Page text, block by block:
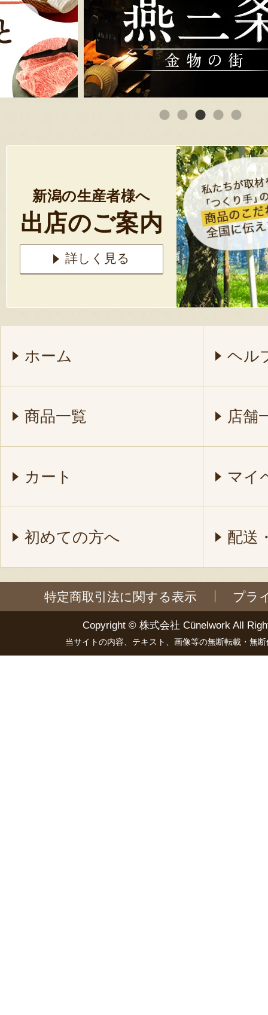
新潟の生産者様へ
出店のご案内
詳しく見る
ホーム ヘル
商品一覧 店舗
カート マイ
初めての方へ 配送
特定商取引法に関する表示 プラ
Copyright © 株式会社 Cünelwork All
当サイトの内容、テキスト、画像等の無断転載・無